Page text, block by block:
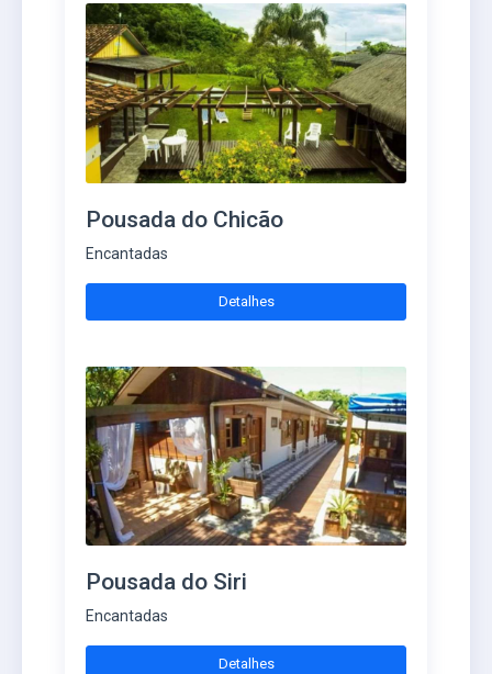
Pousada do Chicão
Encantadas
Detalhes
Pousada do Siri
Encantadas
Detalhes